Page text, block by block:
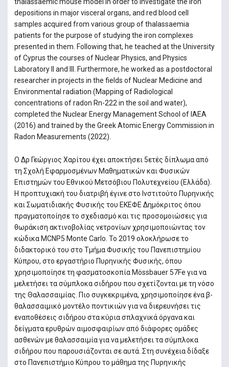
depositions in major visceral organs, and red blood cell
samples acquired from various group of thalassaemia
patients for the purpose of studying the iron complexes
presented in them. Following that, he teached at the University
of Cyprus the courses of Nuclear Physics, and Physics
Laboratory II and III. Furthermore, he worked as a postdoctoral
researcher in projects in the fields of Nuclear Medicine and
Environmental radiation (Mapping of Radiological
concentrations of radon Rn-222 in the soil and water),
completed the Nuclear Energy Management School of IAEA
(2016) and trained by the Greek Atomic Energy Commission in
Radon Measurements (2022).
Ο Δρ Γεώργιος Χαρίτου έχει αποκτήσει 5ετές δίπλωμα από
τη Σχολή Εφαρμοσμένων Μαθηματικών και Φυσικών
Επιστημών του Εθνικού Μετσόβιου Πολυτεχνείου (Ελλάδα).
Η προπτυχιακή του διατριβή έγινε στο Ινστιτούτο Πυρηνικής
και Σωματιδιακής Φυσικής του ΕΚΕΦΕ Δημόκριτος όπου
πραγματοποίησε το σχεδιασμό και τις προσομοιώσεις για
θωράκιση ακτινοβολίας νετρονίων χρησιμοποιώντας τον
κώδικα MCNP5 Monte Carlo. Το 2019 ολοκλήρωσε το
διδακτορικό του στο Τμήμα Φυσικής του Πανεπιστημίου
Κύπρου, στο εργαστήριο Πυρηνικής Φυσικής, όπου
χρησιμοποίησε τη φασματοσκοπία Mössbauer 57Fe για να
μελετήσει τα σύμπλοκα σιδήρου που σχετίζονται με τη νόσο
της Θαλασσαιμίας. Πιο συγκεκριμένα, χρησιμοποίησε ένα β-
θαλασσαιμικό μοντέλο ποντικιών για να διερευνήσει τις
εναποθέσεις σιδήρου στα κύρια σπλαχνικά όργανα και
δείγματα ερυθρών αιμοσφαιρίων από διάφορες ομάδες
ασθενών με θαλασσαιμία για να μελετήσει τα σύμπλοκα
σιδήρου που παρουσιάζονται σε αυτά. Στη συνέχεια δίδαξε
στο Πανεπιστήμιο Κύπρου το μάθημα της Πυρηνικής